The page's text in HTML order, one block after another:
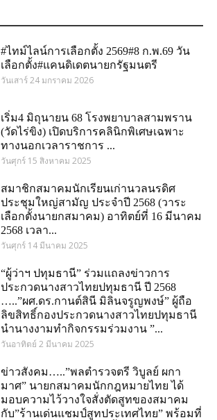
#ไทม์ไลน์การเลือกตั้ง 2569#8 ก.พ.69 วัน
เลือกตั้ง#แคนดิเดตนายกรัฐมนตรี
วันเสาร์ 24 มกราคม 2026
เริ่ม4 มิถุนายน 68 โรงพยาบาลสามพราน
(วัดไร่ขิง) เปิดบริการคลินิกพิเศษเฉพาะ
ทางนอกเวลาราชการ ...
วันศุกร์ 15 สิงหาคม 2025
สมาชิกสมาคมนักเรียนเก่านวลนรดิศ
ประชุมใหญ่สามัญ ประจำปี 2568 (วาระ
เลือกตั้งนายกสมาคม) อาทิตย์ที่ 16 มีนาคม
2568 เวลา...
วันศุกร์ 14 มีนาคม 2025
“ผู้ว่าฯ ปทุมธานี” ร่วมแถลงข่าวการ
ประกวดนางสาวไทยปทุมธานี ปี 2568
…..”ผศ.ดร.กานต์สินี มิลินจรูญพงษ์” ผู้ถือ
ลิขสิทธิ์กองประกวดนางสาวไทยปทุมธานี
นำนางงามทำกิจกรรมร่วมงาน ”...
วันอาทิตย์ 2 มีนาคม 2025
ข่าวสังคม…..”พลตำรวจตรี วิบูลย์ ผกา
มาศ” นายกสมาคมนักกฎหมายไทย ได้
มอบความไว้วางใจสั่งตัดสูทของสมาคม
กับ”ร้านเด่นแชมป์สูทประเทศไทย” พร้อมที่